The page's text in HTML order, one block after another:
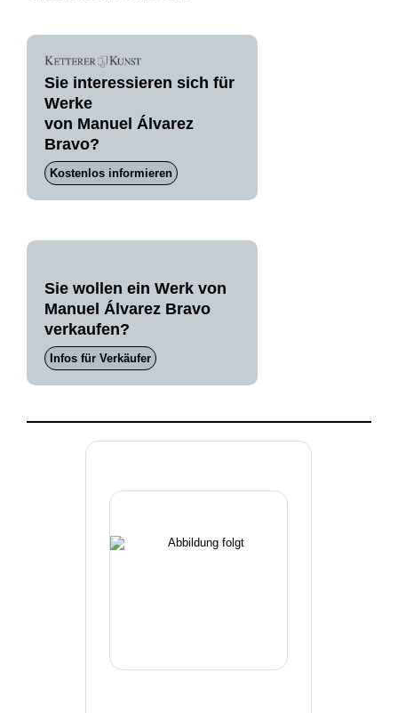
Sie interessieren sich für
Werke
von Manuel Álvarez
Bravo?
Kostenlos informieren
Sie wollen ein Werk von
Manuel Álvarez Bravo
verkaufen?
Infos für Verkäufer